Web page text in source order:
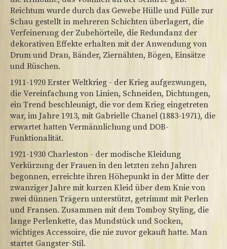
Reichtum wurde durch das Gewebe Hülle und Fülle zur
Schau gestellt in mehreren Schichten überlagert, die
Verfeinerung der Zubehörteile, die Redundanz der
dekorativen Effekte erhalten mit der Anwendung von
Drum und Dran, Bänder, Ziernähten, Bögen, Einsätze
und Rüschen.
1911-1920 Erster Weltkrieg - der Krieg aufgezwungen,
die Vereinfachung von Linien, Schneiden, Dichtungen,
ein Trend beschleunigt, die vor dem Krieg eingetreten
war, im Jahre 1913, mit Gabrielle Chanel (1883-1971), die
erwartet hatten Vermännlichung und DOB-
Funktionalität.
1921-1930 Charleston - der modische Kleidung
Verkürzung der Frauen in den letzten zehn Jahren
begonnen, erreichte ihren Höhepunkt in der Mitte der
zwanziger Jahre mit kurzen Kleid über dem Knie von
zwei dünnen Trägern unterstützt, getrimmt mit Perlen
und Fransen. Zusammen mit dem Tomboy Styling, die
lange Perlenkette, das Mundstück und Socken,
wichtiges Accessoire, die nie zuvor gekauft hatte. Man
startet Gangster-Stil.